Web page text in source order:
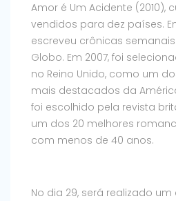
Amor é Um Acidente (2010),
vendidos para dez países.
escreveu crônicas
Globo. Em 2007, foi
no Reino Unido, como um
mais destacados da
foi escolhido pela revista
um dos 20 melhores
com menos de 40 anos.
No dia 29, será realizado